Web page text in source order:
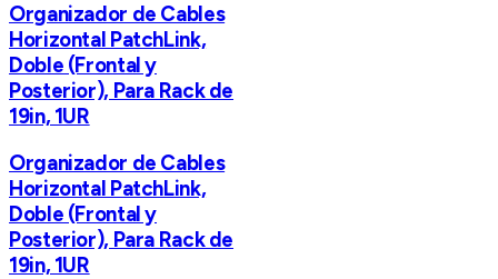
Organizador de Cables
Horizontal PatchLink,
Doble (Frontal y
Posterior), Para Rack de
19in, 1UR
Organizador de Cables
Horizontal PatchLink,
Doble (Frontal y
Posterior), Para Rack de
19in, 1UR